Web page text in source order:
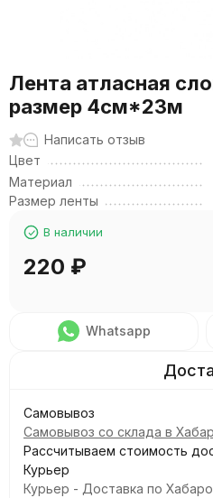
Лента атласная
размер 4см*23м
Написать отзыв
Цвет
Материал
Размер ленты
В наличии
220 ₽
Whatsapp
Самовывоз
Самовывоз со склада в
Рассчитываем стоимость
Курьер
Курьер - Доставка по